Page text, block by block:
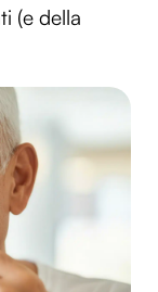
(e della